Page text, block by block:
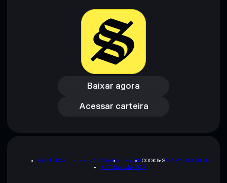
Baixar agora
Baixar agora
Acessar carteira
Acessar carteira
POLÍTICA DE PRIVACIDADETERMSCOOKIESMAPA DO SITE
KIT DA MARCA